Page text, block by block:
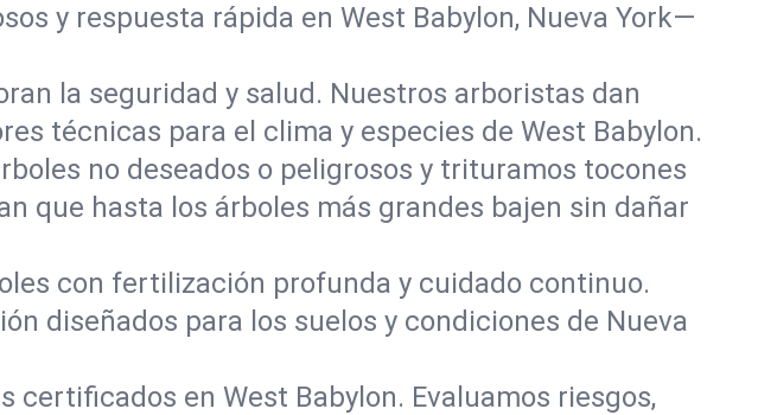
y respuesta rápida en West Babylon, Nueva York—
la seguridad y salud. Nuestros arboristas dan
técnicas para el clima y especies de West Babylon.
no deseados o peligrosos y trituramos tocones
que hasta los árboles más grandes bajen sin dañar
con fertilización profunda y cuidado continuo.
diseñados para los suelos y condiciones de Nueva
certificados en West Babylon. Evaluamos riesgos,